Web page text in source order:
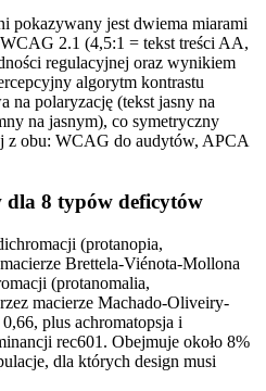
pokazywany jest dwiema miarami
2.1 (4,5:1 = tekst treści AA,
regulacyjnej oraz wynikiem
algorytm kontrastu
polaryzację (tekst jasny na
na jasnym), co symetryczny
obu: WCAG do audytów, APCA
dla 8 typów deficytów
(protanopia,
Brettela-Viénota-Mollona
(protanomalia,
macierze Machado-Oliveiry-
plus achromatopsja i
rec601. Obejmuje około 8%
dla których design musi